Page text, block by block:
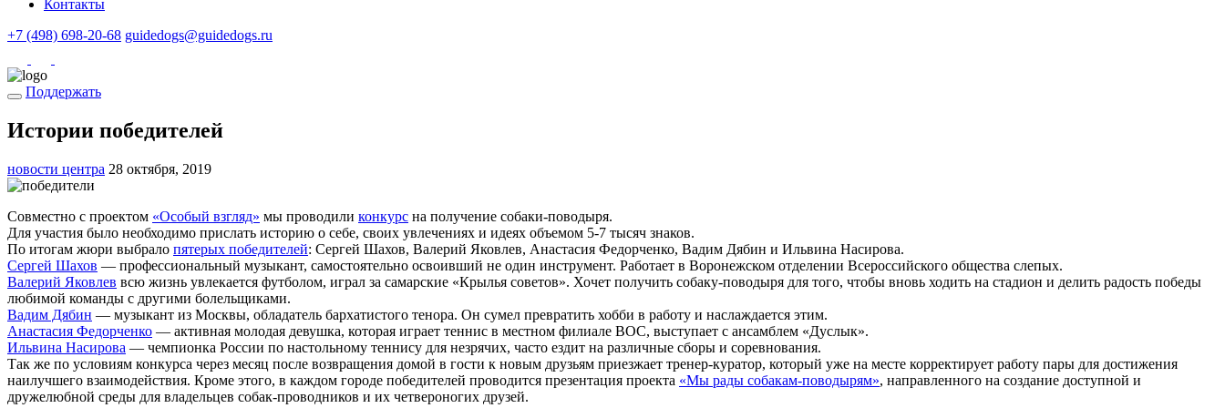
Контакты
+7 (498) 698-20-68 guidedogs@guidedogs.ru
Поддержать
Истории победителей
новости центра 28 октября, 2019
Совместно с проектом «Особый взгляд» мы проводили конкурс на получение собаки-поводыря.
Для участия было необходимо прислать историю о себе, своих увлечениях и идеях объемом 5-7 тысяч знаков.
По итогам жюри выбрало пятерых победителей: Сергей Шахов, Валерий Яковлев, Анастасия Федорченко, Вадим Дябин и Ильвина Насирова.
Сергей Шахов — профессиональный музыкант, самостоятельно освоивший не один инструмент. Работает в Воронежском отделении Всероссийского общества слепых.
Валерий Яковлев всю жизнь увлекается футболом, играл за самарские «Крылья советов». Хочет получить собаку-поводыря для того, чтобы вновь ходить на стадион и делить радость победы
любимой команды с другими болельщиками.
Вадим Дябин — музыкант из Москвы, обладатель бархатистого тенора. Он сумел превратить хобби в работу и наслаждается этим.
Анастасия Федорченко — активная молодая девушка, которая играет теннис в местном филиале ВОС, выступает с ансамблем «Дуслык».
Ильвина Насирова — чемпионка России по настольному теннису для незрячих, часто ездит на различные сборы и соревнования.
Так же по условиям конкурса через месяц после возвращения домой в гости к новым друзьям приезжает тренер-куратор, который уже на месте корректирует работу пары для достижения
наилучшего взаимодействия. Кроме этого, в каждом городе победителей проводится презентация проекта «Мы рады собакам-поводырям», направленного на создание доступной и
дружелюбной среды для владельцев собак-проводников и их четвероногих друзей.